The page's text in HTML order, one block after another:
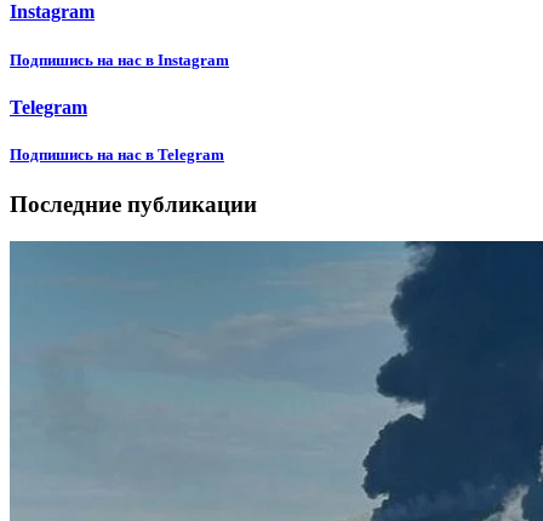
Instagram
Подпишиcь на нас в Instagram
Telegram
Подпишиcь на нас в Telegram
Последние публикации